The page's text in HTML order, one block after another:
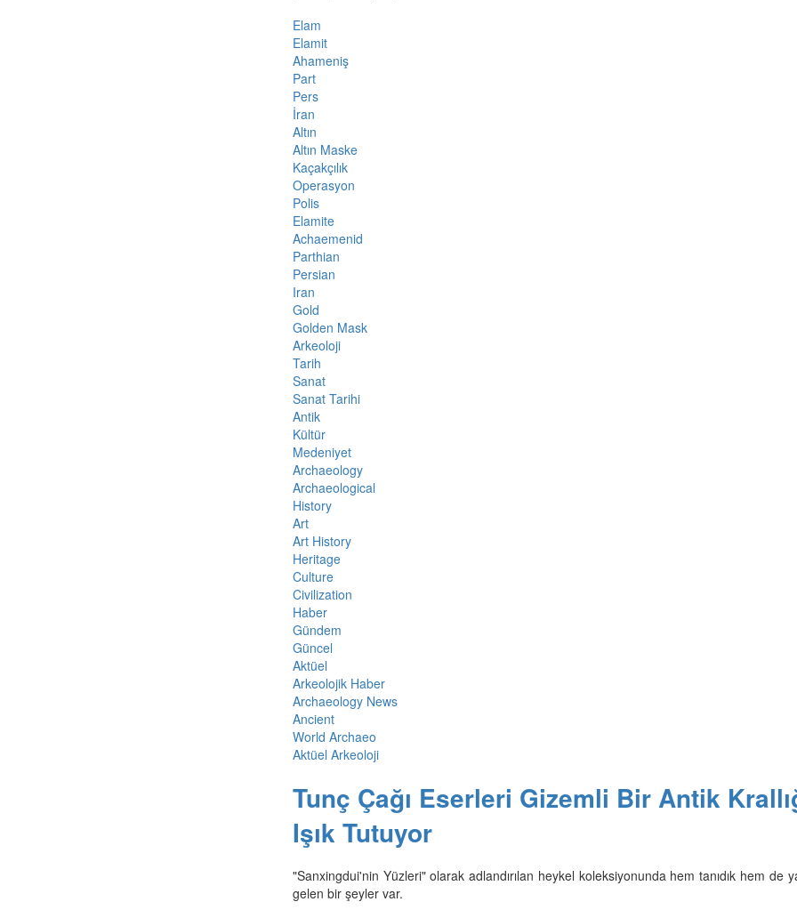
Elam
Elamit
Ahameniş
Part
Pers
İran
Altın
Altın Maske
Kaçakçılık
Operasyon
Polis
Elamite
Achaemenid
Parthian
Persian
Iran
Gold
Golden Mask
Arkeoloji
Tarih
Sanat
Sanat Tarihi
Antik
Kültür
Medeniyet
Archaeology
Archaeological
History
Art
Art History
Heritage
Culture
Civilization
Haber
Gündem
Güncel
Aktüel
Arkeolojik Haber
Archaeology News
Ancient
World Archaeo
Aktüel Arkeoloji
Tunç Çağı Eserleri Gizemli Bir Antik
Işık Tutuyor
"Sanxingdui'nin Yüzleri" olarak adlandırılan heykel koleksiyonunda hem tanıdık hem de
gelen bir şeyler var.